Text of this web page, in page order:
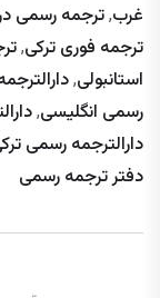
غرب,ترجمه رسمی
ترجمه فوری ترکی,
استانبولی,
رسمی انگلیسی,
دارالترجمه رسمی
دفتر ترجمه رسمی